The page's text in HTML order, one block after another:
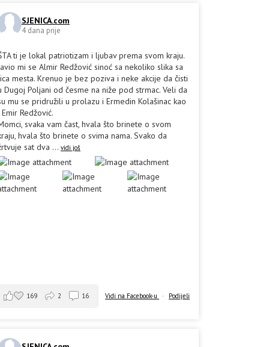
SJENICA.com
4 dana prije
ti je lokal patriotizam i ljubav prema svom kraju.
mi se Almir Redžović sinoć sa nekoliko slika sa
mesta. Krenuo je bez poziva i neke akcije da čisti
Dugoj Poljani od česme na niže pod strmac. Veli da
mu se pridružili u prolazu i Ermedin Kolašinac kao
Redžović.
svaka vam čast, hvala što brinete o svom
hvala što brinete o svima nama. Svako da
sat dva ... vidi još
Vidi na Facebook-u · Podijeli
169 2 16